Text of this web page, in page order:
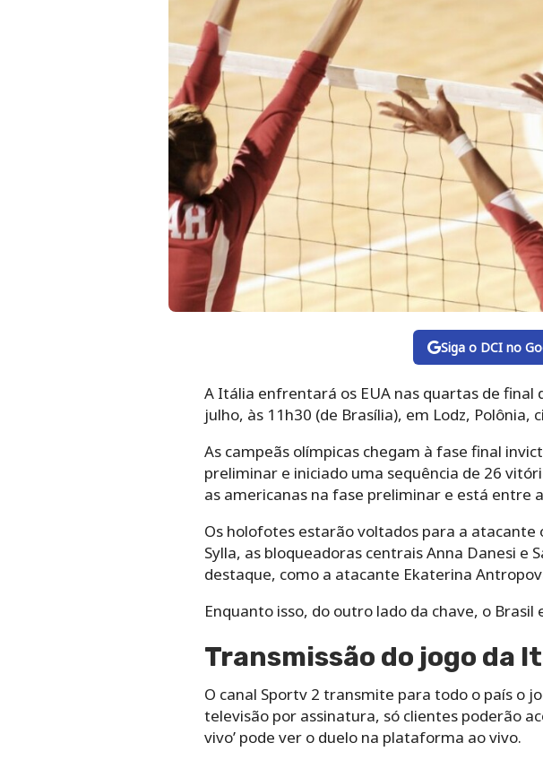
Siga o DCI no
A Itália enfrentará os EUA nas quartas de final
julho, às 11h30 (de Brasília), em Lodz, Polônia,
As campeãs olímpicas chegam à fase final
preliminar e iniciado uma sequência de 26
as americanas na fase preliminar e está entre
Os holofotes estarão voltados para a
Sylla, as bloqueadoras centrais Anna Danesi e
destaque, como a atacante Ekaterina
Enquanto isso, do outro lado da chave, o
Transmissão do jogo da
O canal Sportv 2 transmite para todo o país o
televisão por assinatura, só clientes poderão
vivo’ pode ver o duelo na plataforma ao vivo.